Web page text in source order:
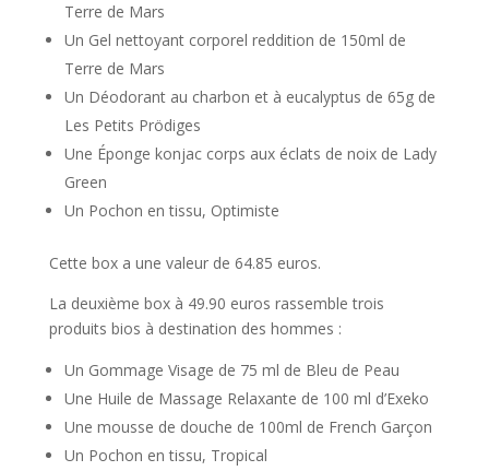
Terre de Mars
Un Gel nettoyant corporel reddition de 150ml de
Terre de Mars
Un Déodorant au charbon et à eucalyptus de 65g de
Les Petits Prödiges
Une Éponge konjac corps aux éclats de noix de Lady
Green
Un Pochon en tissu, Optimiste
Cette box a une valeur de 64.85 euros.
La deuxième box à 49.90 euros rassemble trois
produits bios à destination des hommes :
Un Gommage Visage de 75 ml de Bleu de Peau
Une Huile de Massage Relaxante de 100 ml d’Exeko
Une mousse de douche de 100ml de French Garçon
Un Pochon en tissu, Tropical